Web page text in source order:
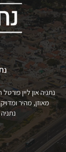
נתניה און ליין
מאוזן, מהיר
נתניה